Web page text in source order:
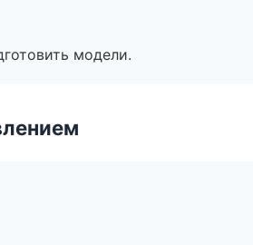
модели.